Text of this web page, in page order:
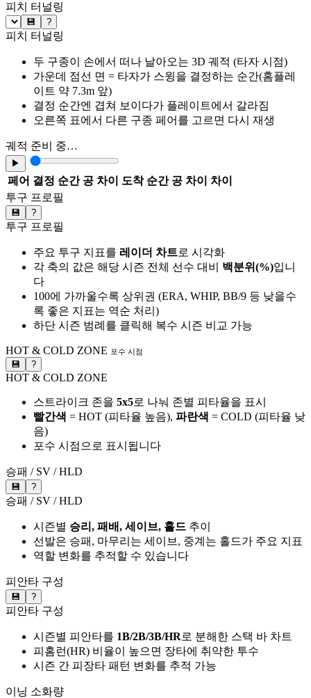
피치 터널링
💾 ?
피치 터널링
두 구종이 손에서 떠나 날아오는 3D 궤적 (타자 시점)
가운데 점선 면 = 타자가 스윙을 결정하는 순간(홈플레
이트 약 7.3m 앞)
결정 순간엔 겹쳐 보이다가 플레이트에서 갈라짐
오른쪽 표에서 다른 구종 페어를 고르면 다시 재생
궤적 준비 중…
▶
페어 결정 순간 공 차이 도착 순간 공 차이
차이
투구 프로필
💾 ?
투구 프로필
주요 투구 지표를 레이더 차트로 시각화
각 축의 값은 해당 시즌 전체 선수 대비 백분위(%)입니
다
100에 가까울수록 상위권 (ERA, WHIP, BB/9 등 낮을수
록 좋은 지표는 역순 처리)
하단 시즌 범례를 클릭해 복수 시즌 비교 가능
HOT & COLD ZONE 포수 시점
💾 ?
HOT & COLD ZONE
스트라이크 존을 5x5로 나눠 존별 피타율을 표시
빨간색 = HOT (피타율 높음), 파란색 = COLD (피타율 낮
음)
포수 시점으로 표시됩니다
승패 / SV / HLD
💾 ?
승패 / SV / HLD
시즌별 승리, 패배, 세이브, 홀드 추이
선발은 승패, 마무리는 세이브, 중계는 홀드가 주요 지표
역할 변화를 추적할 수 있습니다
피안타 구성
💾 ?
피안타 구성
시즌별 피안타를 1B/2B/3B/HR로 분해한 스택 바 차트
피홈런(HR) 비율이 높으면 장타에 취약한 투수
시즌 간 피장타 패턴 변화를 추적 가능
이닝 소화량